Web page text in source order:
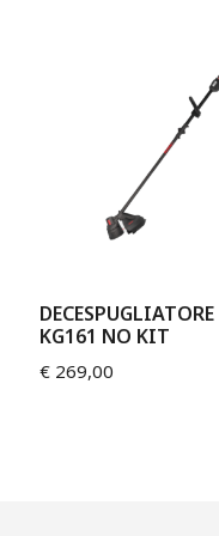
DECESPUGLIATORE
KG161 NO KIT
€269,00